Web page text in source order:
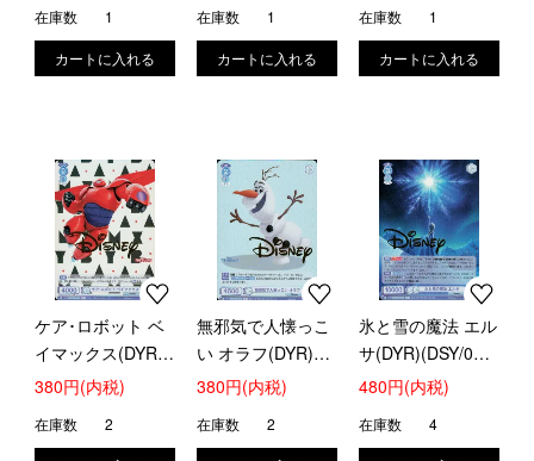
在庫数 1 在庫数 1 在庫数 1
ケア･ロボット ベ
イマックス(DYR)
(DSY/01B-049D)
380円(内税)
在庫数 2
無邪気で人懐っこ
い オラフ(DYR)
(DSY/01B-051D)
380円(内税)
在庫数 2
氷と雪の魔法 エル
サ(DYR)(DSY/01B-
052D)
480円(内税)
在庫数 4